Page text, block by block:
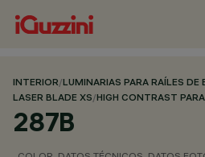
INTERIOR/LUMINARIAS PARA RAÍLES DE
LASER BLADE XS/HIGH CONTRAST
287B